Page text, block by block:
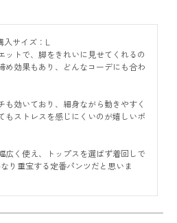
サイズ：L
ットで、脚をきれいに見せてくれるの
め効果もあり、どんなコーデにも合わ
も効いており、細身ながら動きやすく
もストレスを感じにくいのが嬉しいポ
広く使え、トップスを選ばず着回しで
り重宝する定番パンツだと思いま